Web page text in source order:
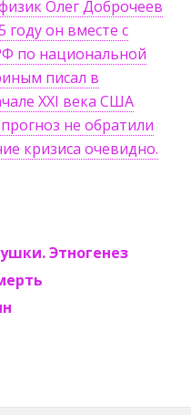
Олег Доброчеев
он вместе с
по национальной
писал в
XXI века США
не обратили
кризиса очевидно.
Этногенез